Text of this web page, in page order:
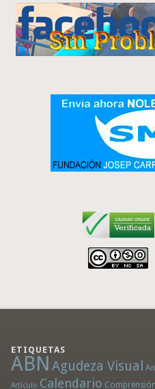
ETIQUETAS
ABN Agudeza Visual
Artículo Calendario